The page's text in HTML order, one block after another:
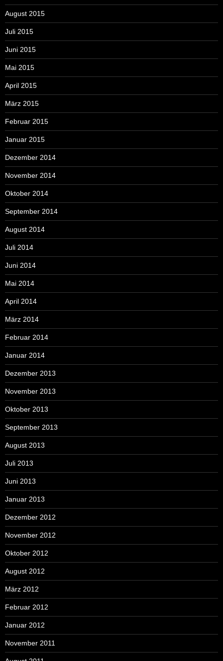
August 2015
Juli 2015
Juni 2015
Mai 2015
April 2015
März 2015
Februar 2015
Januar 2015
Dezember 2014
November 2014
Oktober 2014
September 2014
August 2014
Juli 2014
Juni 2014
Mai 2014
April 2014
März 2014
Februar 2014
Januar 2014
Dezember 2013
November 2013
Oktober 2013
September 2013
August 2013
Juli 2013
Juni 2013
Januar 2013
Dezember 2012
November 2012
Oktober 2012
August 2012
März 2012
Februar 2012
Januar 2012
November 2011